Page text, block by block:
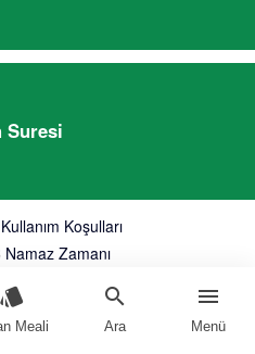
style
Meali
search
Ara
menu
Menü
Suresi
Kullanım Koşulları
Namaz Zamanı